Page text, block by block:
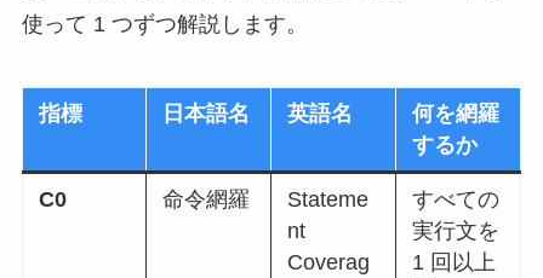
使って 1 つずつ解説します。
指標 日本語名 英語名
何を網羅
するか
C0 命令網羅
Stateme
nt
Coverag
すべての
実行文を
1 回以上